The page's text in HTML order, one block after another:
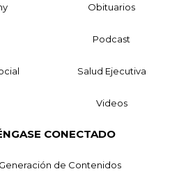
Obituarios
Podcast
Salud Ejecutiva
Videos
CONECTADO
de Contenidos